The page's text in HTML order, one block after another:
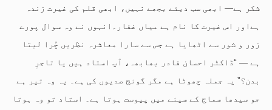
شکر ہے— ابھی سب دیئے بجھے نہیں، ابھی قلم کی غیرت زندہ
ہےاور اس غیرت کا نام ہے میاں غفار۔انہوں نے وہ سوال پورے
زور و شور سے اٹھایا ہے جس سے سارا معاشرہ نظریں چُرا لیتا
ہے — “ڈاکٹر احسان قادر بھابھہ، آپ استاد ہیں یا تاجرِ
بدن؟” یہ جملہ چھوٹا ہے مگر گونج صدیوں کی ہے۔ یہ وہ تیر ہے
جو سیدھا سماج کے سینے میں پیوست ہوتا ہے۔ استاد تو وہ ہوتا